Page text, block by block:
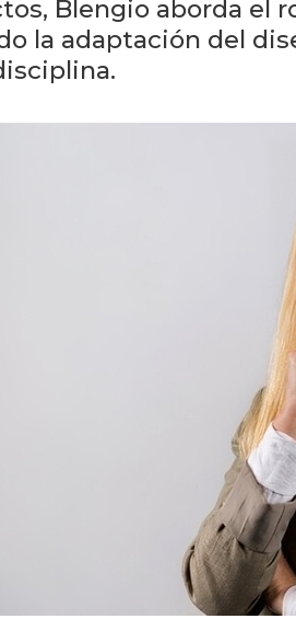
Blengio aborda el
la adaptación del